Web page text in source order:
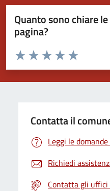
Quanto sono chiare
pagina?
Valuta da 1 a 5 stelle la pagina
Valuta 5
Valuta 4 stelle
Valuta 3 stelle su 5
Valuta 2 stelle su 5
Valuta 1 stelle su 5
Contatta il
Leggi le
Richiedi
Contatta gli uffici